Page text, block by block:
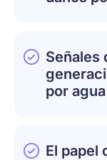
Señales
por agua
El papel